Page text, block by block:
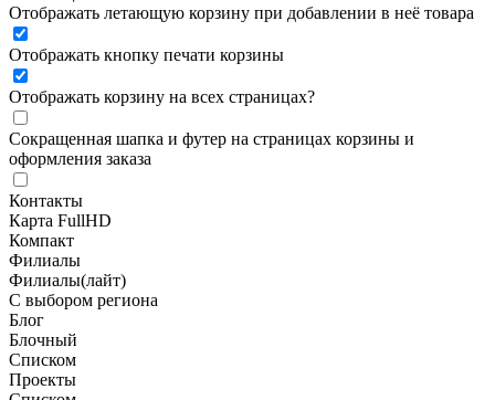
Отображать летающую корзину при добавлении в неё товара
Отображать кнопку печати корзины
Отображать корзину на всех страницах?
Сокращенная шапка и футер на страницах корзины и
оформления заказа
Контакты
Карта FullHD
Компакт
Филиалы
Филиалы(лайт)
С выбором региона
Блог
Блочный
Списком
Проекты